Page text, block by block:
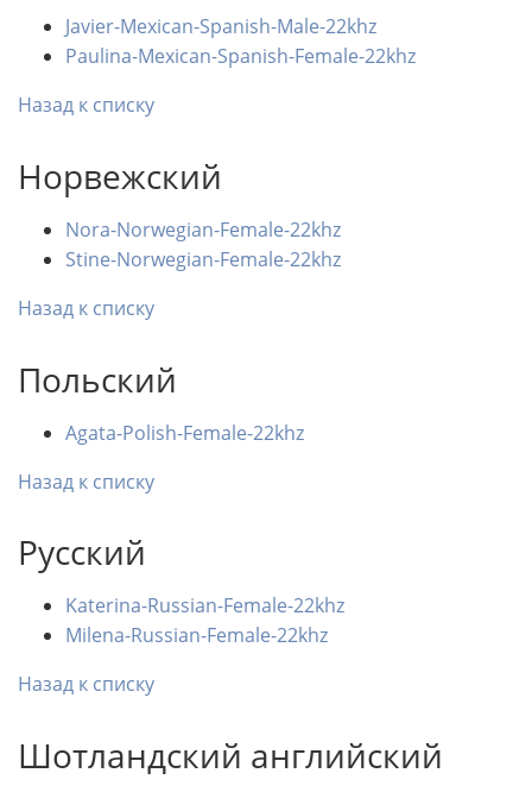
Javier-Mexican-Spanish-Male-22khz
Paulina-Mexican-Spanish-Female-22khz
Назад к списку
Норвежский
Nora-Norwegian-Female-22khz
Stine-Norwegian-Female-22khz
Назад к списку
Польский
Agata-Polish-Female-22khz
Назад к списку
Русский
Katerina-Russian-Female-22khz
Milena-Russian-Female-22khz
Назад к списку
Шотландский английский